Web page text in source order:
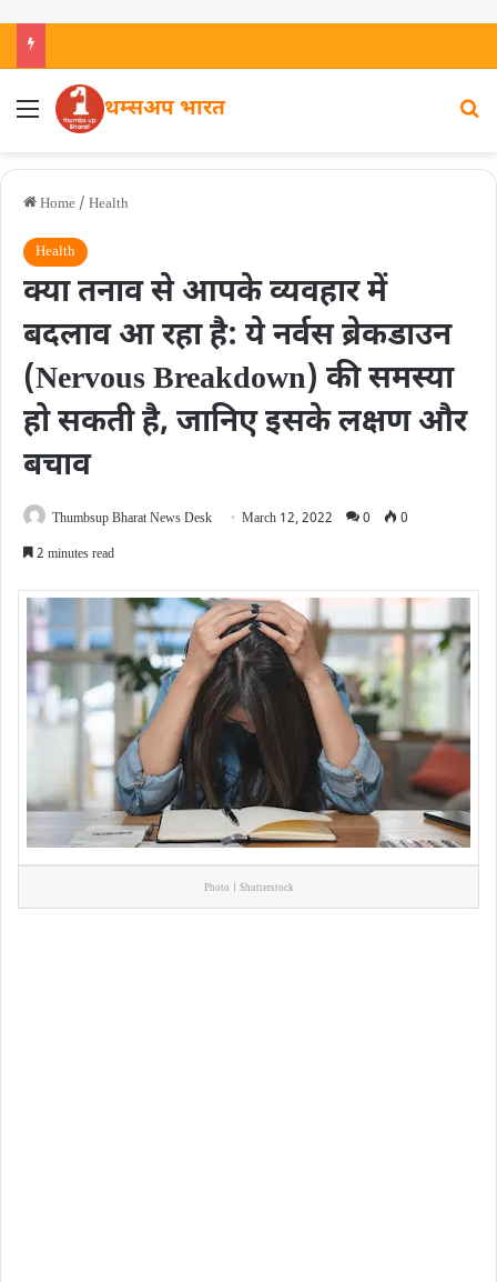
थम्सअप भारत
Home / Health
Health
क्या तनाव से आपके व्यवहार में
बदलाव आ रहा है: ये नर्वस ब्रेकडाउन
(Nervous Breakdown) की समस्या
हो सकती है, जानिए इसके लक्षण और
बचाव
Thumbsup Bharat News Desk March 12, 2022 0
0
2 minutes read
Photo | Shutterstock